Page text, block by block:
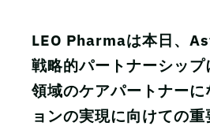
LEO Pharmaは本日、
戦略的パートナーシッ
領域のケアパートナー
ョンの実現に向けての